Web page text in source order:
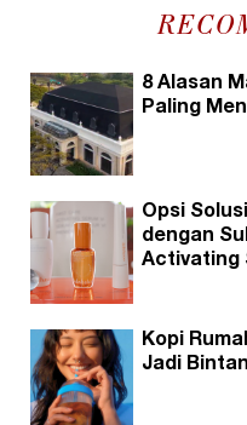
8 Alasan
Paling
Opsi
dengan
Activating
Kopi
Jadi